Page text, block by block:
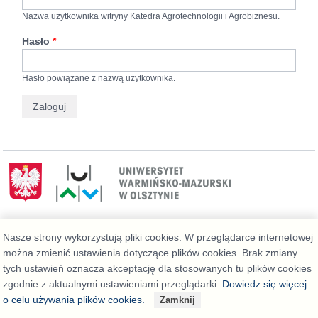
Nazwa użytkownika witryny Katedra Agrotechnologii i Agrobiznesu.
Hasło*
Hasło powiązane z nazwą użytkownika.
Deklaracja dostępności
Nasze strony wykorzystują pliki cookies. W przeglądarce internetowej
można zmienić ustawienia dotyczące plików cookies. Brak zmiany
tych ustawień oznacza akceptację dla stosowanych tu plików cookies
zgodnie z aktualnymi ustawieniami przeglądarki. Dowiedz się więcej
o celu używania plików cookies.